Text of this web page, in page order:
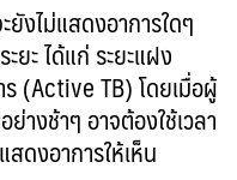
งไม่แสดงอาการใดๆ
ยะ ได้แก่ ระยะแฝง
(Active TB) โดยเมื่อผู้
างช้าๆ อาจต้องใช้เวลา
ดงอาการให้เห็น